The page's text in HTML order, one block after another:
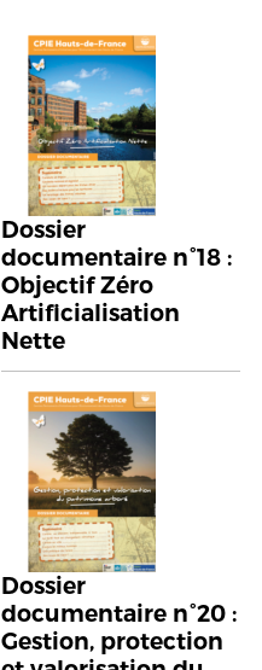
Dossier
documentaire n°18 :
Objectif Zéro
Artificialisation
Nette
Dossier
documentaire n°20 :
Gestion, protection